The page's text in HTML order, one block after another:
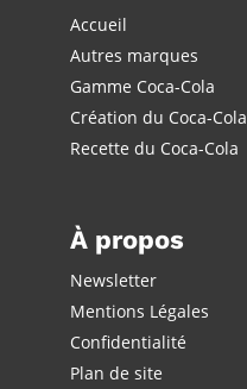
Accueil
Autres marques
Gamme Coca-Cola
Création du Coca-Cola
Recette du Coca-Cola
À propos
Newsletter
Mentions Légales
Confidentialité
Plan de site